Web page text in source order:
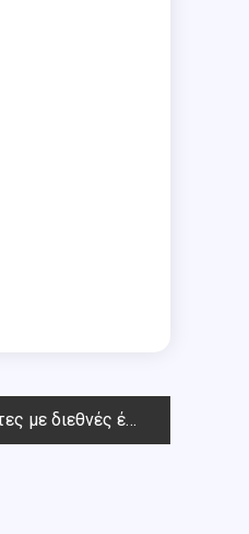
έλο κάτω από 2000